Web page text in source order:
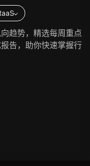
趋势，精选每周重点
告，助你快速掌握行